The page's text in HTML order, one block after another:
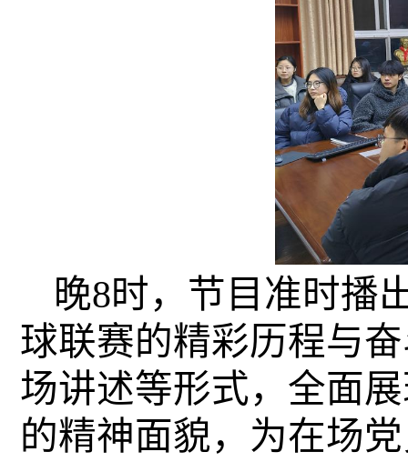
晚8时，节目准时播
球联赛的精彩历程与
场讲述等形式，全面
的精神面貌，为在场